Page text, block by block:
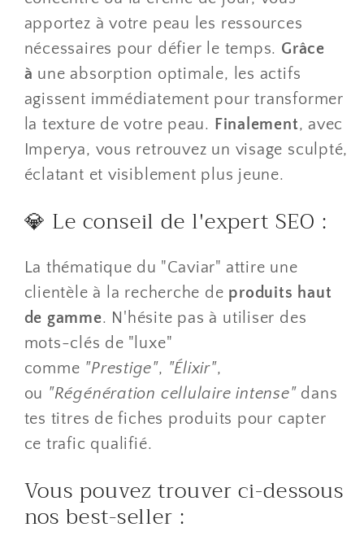
apportez à votre peau les ressources
nécessaires pour défier le temps. Grâce
à une absorption optimale, les actifs
agissent immédiatement pour transformer
la texture de votre peau. Finalement, avec
Imperya, vous retrouvez un visage sculpté,
éclatant et visiblement plus jeune.
​💎 Le conseil de l'expert SEO :
​La thématique du "Caviar" attire une
clientèle à la recherche de produits haut
de gamme. N'hésite pas à utiliser des
mots-clés de "luxe"
comme "Prestige", "Élixir",
ou "Régénération cellulaire intense" dans
tes titres de fiches produits pour capter
ce trafic qualifié.
Vous pouvez trouver ci-dessous
nos best-seller :